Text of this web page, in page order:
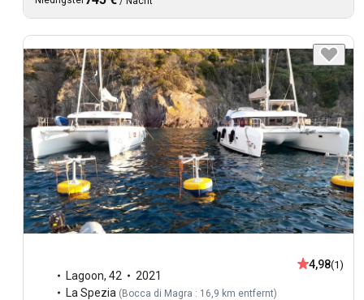
Lagoon, 42
2021
La Spezia (Bocca di Magra : 16,9 km entfernt)
4,98(1)